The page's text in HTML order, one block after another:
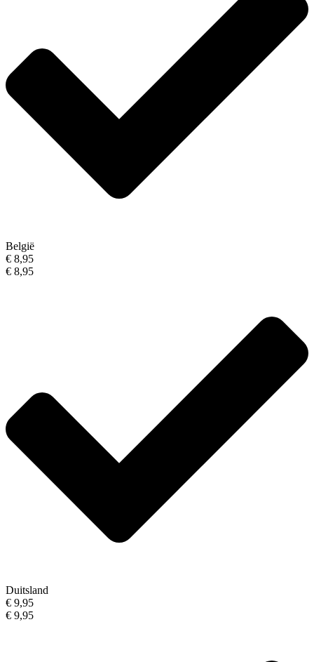
België
€ 8,95
€ 8,95
Duitsland
€ 9,95
€ 9,95